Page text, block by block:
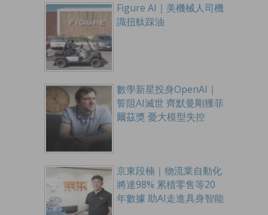
Figure AI｜美機械人司機
識扭軚踩油
數學新星投身OpenAI｜
誓阻AI滅世 齊默曼剛獲菲
爾茲獎 憂大模型失控
京東段楠｜物流業自動化
將達98% 累積零售等20
年數據 助AI走進具身智能